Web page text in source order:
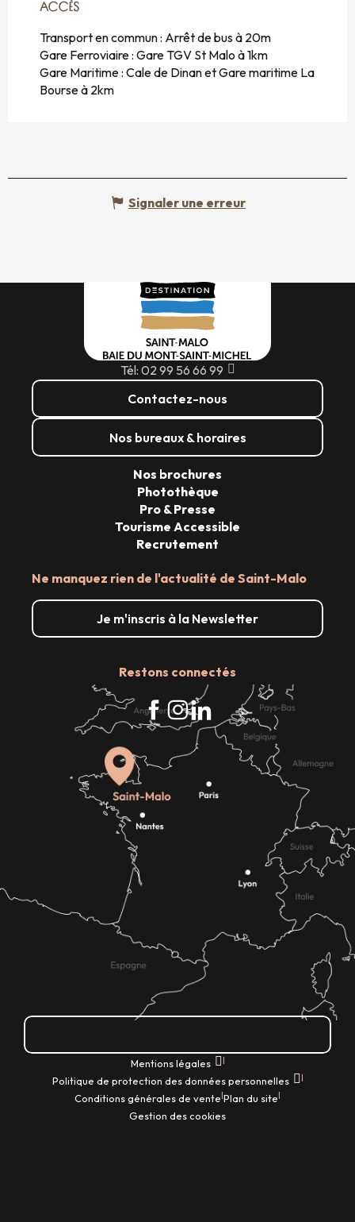
ACCÈS
ACCÈS
Transport en commun : Arrêt de bus à 20m
Gare Ferroviaire : Gare TGV St Malo à 1km
Gare Maritime : Cale de Dinan et Gare maritime La
Bourse à 2km
Signaler une erreur
Tél: 02 99 56 66 99
Contactez-nous
Nos bureaux & horaires
Ne manquez rien de l'actualité de Saint-Malo
Je m'inscris à la Newsletter
Restons connectés
Nos brochures
Photothèque
Pro & Presse
Tourisme Accessible
Recrutement
Mentions légales |
Politique de protection des données personnelles |
Conditions générales de vente|Plan du site|
Gestion des cookies